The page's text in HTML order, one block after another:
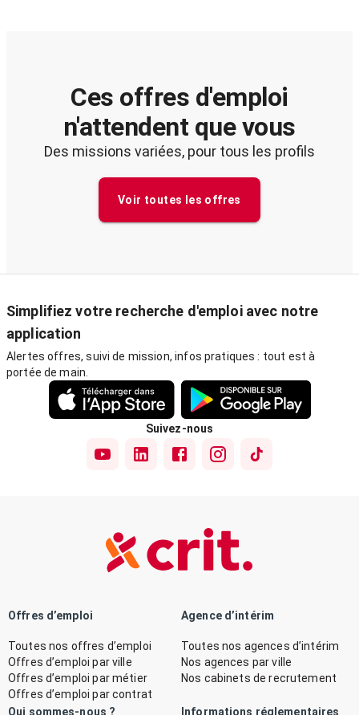
Ces offres d'emploi
n'attendent que vous
Des missions variées, pour tous les profils
Voir toutes les offres
Simplifiez votre recherche d'emploi avec notre
application
Alertes offres, suivi de mission, infos pratiques : tout est à
portée de main.
Suivez-nous
Offres d’emploi
Toutes nos offres d’emploi
Offres d’emploi par ville
Offres d’emploi par métier
Offres d’emploi par contrat
Agence d’intérim
Toutes nos agences d’intérim
Nos agences par ville
Nos cabinets de recrutement
Qui sommes-nous ? Informations réglementaires